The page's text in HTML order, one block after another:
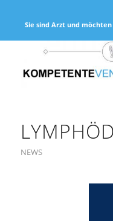
Sie sind Arzt und möchten
NEWS